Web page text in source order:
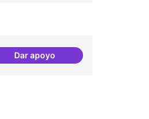
Dar apoyoEsdeveniment/Presentació